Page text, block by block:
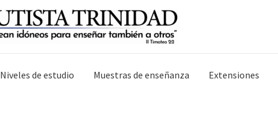
Niveles de estudio Muestras de enseñanza Extensiones